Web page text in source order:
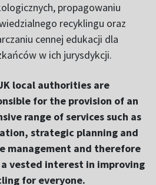
propagowaniu
recyklingu oraz
cennej edukacji dla
w ich jurysdykcji.
local authorities are
for the provision of an
range of services such as
strategic planning and
management and therefore
a vested interest in improving
for everyone.